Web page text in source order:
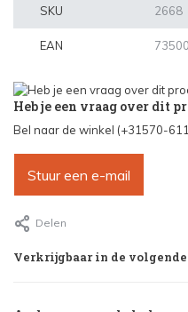
SKU 2668
EAN
Heb je een vraag over dit
Bel naar de winkel (+31570-
Stuur een e-mail
Delen
Verkrijgbaar in de